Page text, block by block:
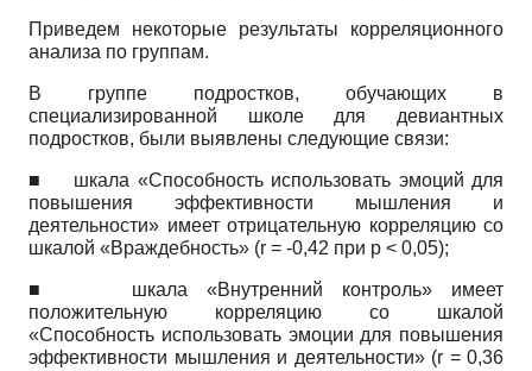
Приведем некоторые результаты корреляционного
анализа по группам.
В группе подростков, обучающих в
специализированной школе для девиантных
подростков, были выявлены следующие связи:
■ шкала «Способность использовать эмоций для
повышения эффективности мышления и
деятельности» имеет отрицательную корреляцию со
шкалой «Враждебность» (r = -0,42 при p < 0,05);
■ шкала «Внутренний контроль» имеет
положительную корреляцию со шкалой
«Способность использовать эмоции для повышения
эффективности мышления и деятельности» (r = 0,36